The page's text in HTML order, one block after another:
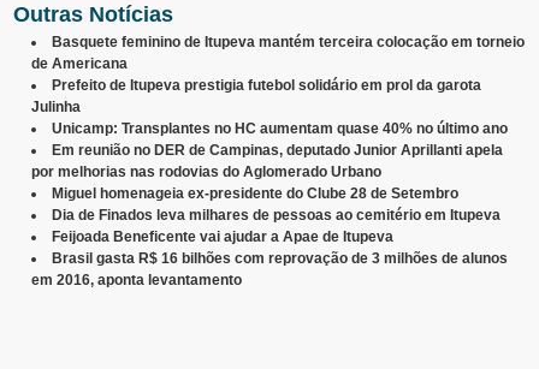
Outras Notícias
Basquete feminino de Itupeva mantém terceira colocação em torneio
de Americana
Prefeito de Itupeva prestigia futebol solidário em prol da garota
Julinha
Unicamp: Transplantes no HC aumentam quase 40% no último ano
Em reunião no DER de Campinas, deputado Junior Aprillanti apela
por melhorias nas rodovias do Aglomerado Urbano
Miguel homenageia ex-presidente do Clube 28 de Setembro
Dia de Finados leva milhares de pessoas ao cemitério em Itupeva
Feijoada Beneficente vai ajudar a Apae de Itupeva
Brasil gasta R$ 16 bilhões com reprovação de 3 milhões de alunos
em 2016, aponta levantamento